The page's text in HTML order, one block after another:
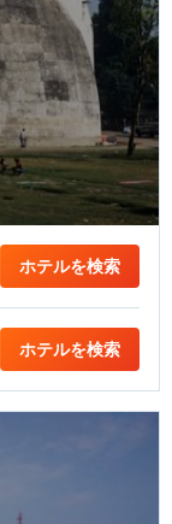
ホテルを検索
ホテルを検索